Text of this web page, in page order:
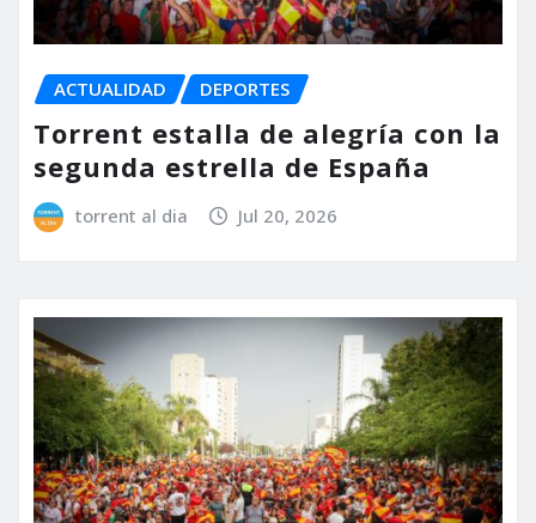
ACTUALIDAD DEPORTES
Torrent estalla de alegría con la
segunda estrella de España
torrent al dia Jul 20, 2026